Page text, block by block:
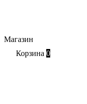
Магазин
Корзина 0